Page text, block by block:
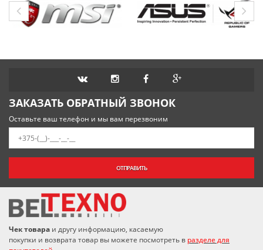
ЗАКАЗАТЬ ОБРАТНЫЙ ЗВОНОК
Оставьте ваш телефон и мы вам перезвоним
ОТПРАВИТЬ
Чек товара и другу информацию, касаемую
покупки и возврата товар вы можете посмотреть в разделе для